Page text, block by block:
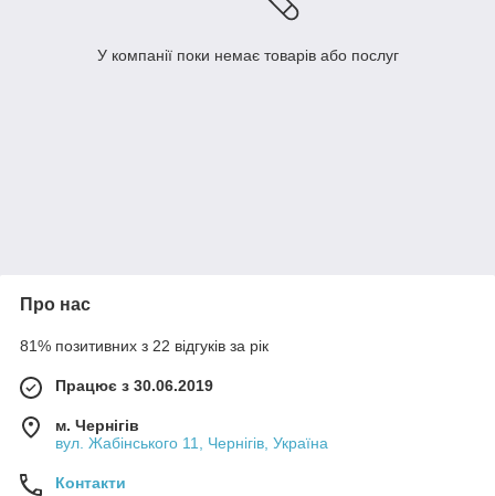
У компанії поки немає товарів або послуг
Про нас
81% позитивних з 22 відгуків за рік
Працює з 30.06.2019
м. Чернігів
вул. Жабінського 11, Чернігів, Україна
Контакти